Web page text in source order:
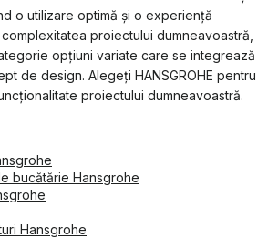
o utilizare optimă și o experiență
proiectului dumneavoastră,
opțiuni variate care se integrează
de design. Alegeți HANSGROHE pentru
proiectului dumneavoastră.
bucătărie Hansgrohe
Hansgrohe